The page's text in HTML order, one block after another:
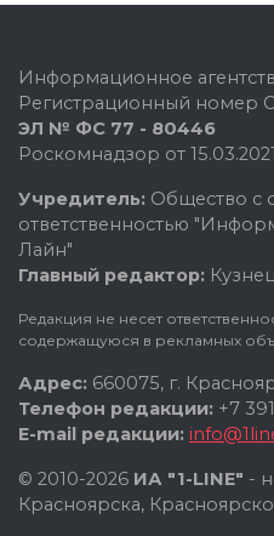
Информационное
Регистрационный номер
ЭЛ № ФС 77 - 80446
Роскомнадзор от
Учредитель: Общество с
ответственностью
Лайн"
Главный редактор:
Редакция не несет
содержащуюся в рекламных
Адрес: 660075, г.
Телефон редакции: +7
E-mail редакции:
© 2010-2026 ИА "1-LINE" -
Красноярска,